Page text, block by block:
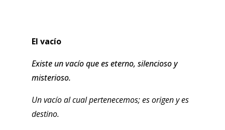
El vacío
Existe un vacío que es eterno, silencioso y
misterioso.
Un vacío al cual pertenecemos; es origen y es
destino.